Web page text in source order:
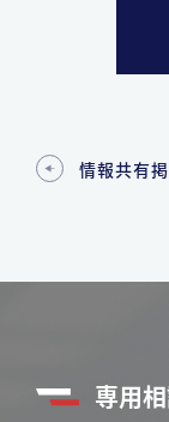
情報共有
専用